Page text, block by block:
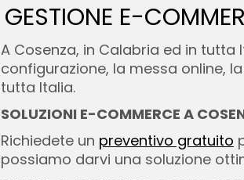
GESTIONE E-
A Cosenza, in Calabria ed in
configurazione, la messa online,
tutta Italia.
SOLUZIONI E-COMMERCE A
Richiedete un preventivo gratuito
possiamo darvi una soluzione